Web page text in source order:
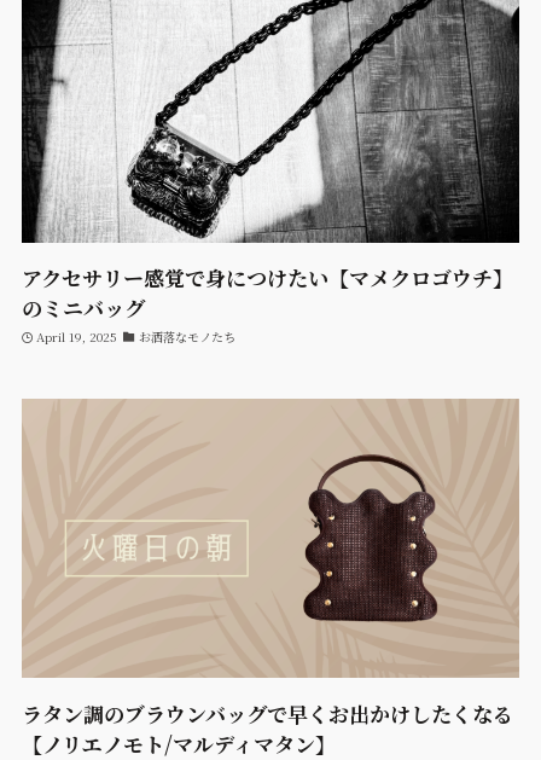
アクセサリー感覚で身につけたい【マメクロゴウチ】
のミニバッグ
April 19, 2025 お洒落なモノたち
ラタン調のブラウンバッグで早くお出かけしたくなる
【ノリエノモト/マルディマタン】